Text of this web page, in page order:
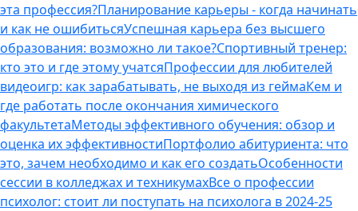
эта профессия?Планирование карьеры - когда начинать
и как не ошибитьсяУспешная карьера без высшего
образования: возможно ли такое?Спортивный тренер:
кто это и где этому учатсяПрофессии для любителей
видеоигр: как зарабатывать, не выходя из геймаКем и
где работать после окончания химического
факультетаМетоды эффективного обучения: обзор и
оценка их эффективностиПортфолио абитуриента: что
это, зачем необходимо и как его создатьОсобенности
сессии в колледжах и техникумахВсе о профессии
психолог: стоит ли поступать на психолога в 2024-25